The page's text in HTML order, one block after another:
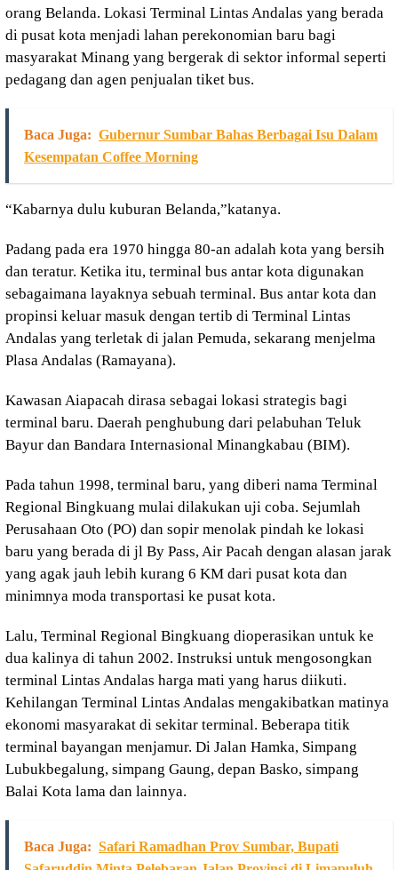
orang Belanda. Lokasi Terminal Lintas Andalas yang berada
di pusat kota menjadi lahan perekonomian baru bagi
masyarakat Minang yang bergerak di sektor informal seperti
pedagang dan agen penjualan tiket bus.
Baca Juga: Gubernur Sumbar Bahas Berbagai Isu Dalam
Kesempatan Coffee Morning
“Kabarnya dulu kuburan Belanda,”katanya.
Padang pada era 1970 hingga 80-an adalah kota yang bersih
dan teratur. Ketika itu, terminal bus antar kota digunakan
sebagaimana layaknya sebuah terminal. Bus antar kota dan
propinsi keluar masuk dengan tertib di Terminal Lintas
Andalas yang terletak di jalan Pemuda, sekarang menjelma
Plasa Andalas (Ramayana).
Kawasan Aiapacah dirasa sebagai lokasi strategis bagi
terminal baru. Daerah penghubung dari pelabuhan Teluk
Bayur dan Bandara Internasional Minangkabau (BIM).
Pada tahun 1998, terminal baru, yang diberi nama Terminal
Regional Bingkuang mulai dilakukan uji coba. Sejumlah
Perusahaan Oto (PO) dan sopir menolak pindah ke lokasi
baru yang berada di jl By Pass, Air Pacah dengan alasan jarak
yang agak jauh lebih kurang 6 KM dari pusat kota dan
minimnya moda transportasi ke pusat kota.
Lalu, Terminal Regional Bingkuang dioperasikan untuk ke
dua kalinya di tahun 2002. Instruksi untuk mengosongkan
terminal Lintas Andalas harga mati yang harus diikuti.
Kehilangan Terminal Lintas Andalas mengakibatkan matinya
ekonomi masyarakat di sekitar terminal. Beberapa titik
terminal bayangan menjamur. Di Jalan Hamka, Simpang
Lubukbegalung, simpang Gaung, depan Basko, simpang
Balai Kota lama dan lainnya.
Baca Juga: Safari Ramadhan Prov Sumbar, Bupati